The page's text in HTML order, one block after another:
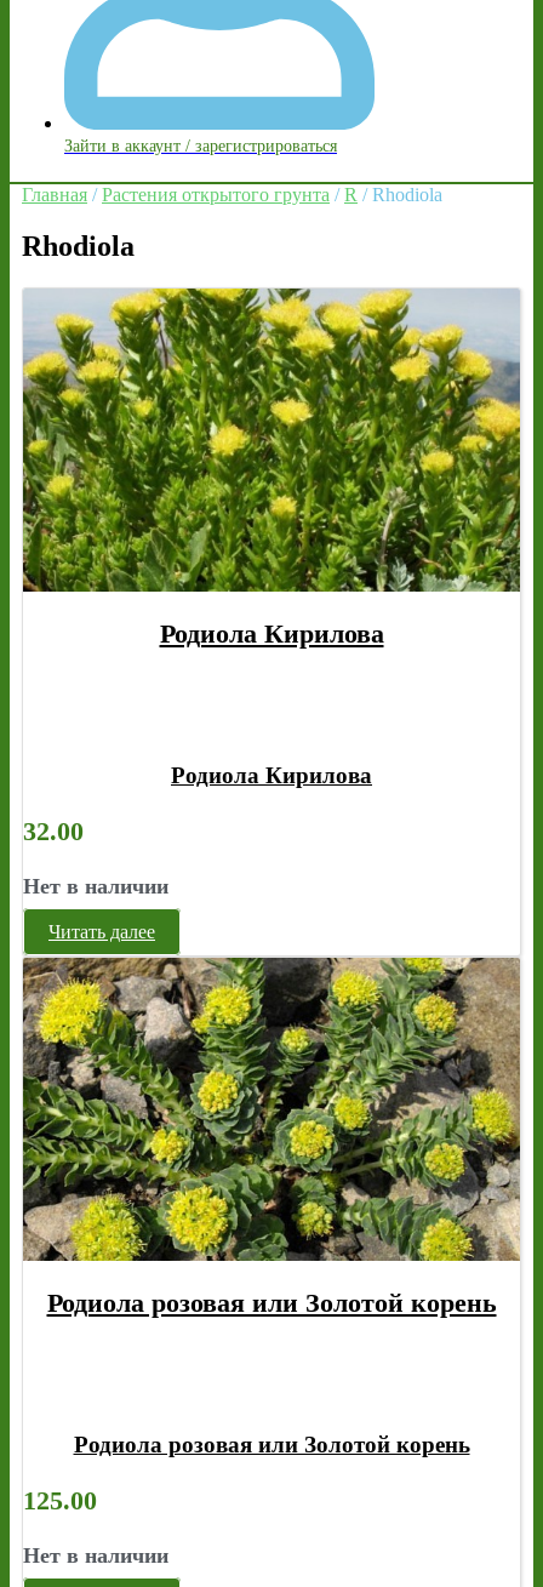
Зайти в аккаунт / зарегистрироваться
Главная /Растения открытого грунта /R / Rhodiola
Rhodiola
Родиола Кирилова
Родиола Кирилова
32.00
Нет в наличии
Читать далее
Родиола розовая или Золотой корень
Родиола розовая или Золотой корень
125.00
Нет в наличии